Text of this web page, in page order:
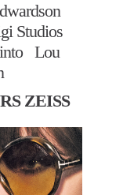
Studios
Lou
ZEISS